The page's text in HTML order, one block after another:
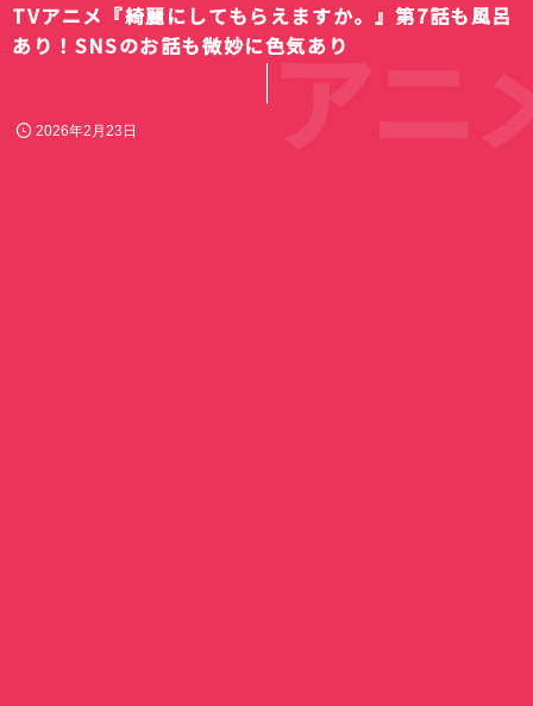
TVアニメ『綺麗にしてもらえますか。』第7話も風呂
あり！SNSのお話も微妙に色気あり
2026年2月23日 アニメ